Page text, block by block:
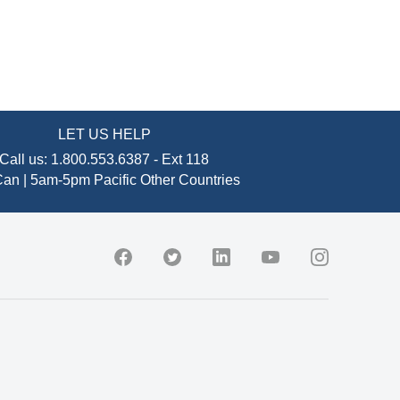
LET US HELP
Call us: 1.800.553.6387 - Ext 118
| 5am-5pm Pacific Other Countries